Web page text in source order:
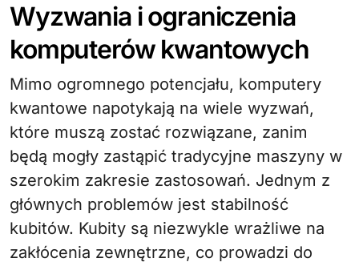
Wyzwania i ograniczenia
komputerów kwantowych
Mimo ogromnego potencjału, komputery
kwantowe napotykają na wiele wyzwań,
które muszą zostać rozwiązane, zanim
będą mogły zastąpić tradycyjne maszyny w
szerokim zakresie zastosowań. Jednym z
głównych problemów jest stabilność
kubitów. Kubity są niezwykle wrażliwe na
zakłócenia zewnętrzne, co prowadzi do